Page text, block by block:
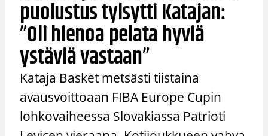
puolustus tylsytti Katajan:
”Oli hienoa pelata hyviä
ystäviä vastaan”
Kataja Basket metsästi tiistaina
avausvoittoaan FIBA Europe Cupin
lohkovaiheessa Slovakiassa Patrioti